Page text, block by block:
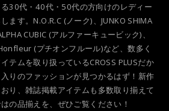
30代・40代・50代の方向けのレディー
ます。N.O.R.C (ノーク)、JUNKO SHIMA
CUBIC (アルファーキュービック)、
(プチオンフルール)など、数多く
テムを取り扱っているCROSS PLUSだか
りのファッションが見つかるはず！新作
り、雑誌掲載アイテムも多数取り揃えて
の品揃えを、ぜひご覧ください！